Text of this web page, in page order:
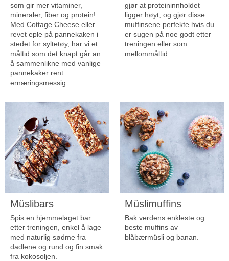
som gir mer vitaminer,
mineraler, fiber og protein!
Med Cottage Cheese eller
revet eple på pannekaken i
stedet for syltetøy, har vi et
måltid som det knapt går an
å sammenlikne med vanlige
pannekaker rent
ernæringsmessig.
gjør at proteininnholdet
ligger høyt, og gjør disse
muffinsene perfekte hvis du
er sugen på noe godt etter
treningen eller som
mellommåltid.
Müslibars
Spis en hjemmelaget bar
etter treningen, enkel å lage
med naturlig sødme fra
dadlene og rund og fin smak
fra kokosoljen.
Müslimuffins
Bak verdens enkleste og
beste muffins av
blåbærmüsli og banan.